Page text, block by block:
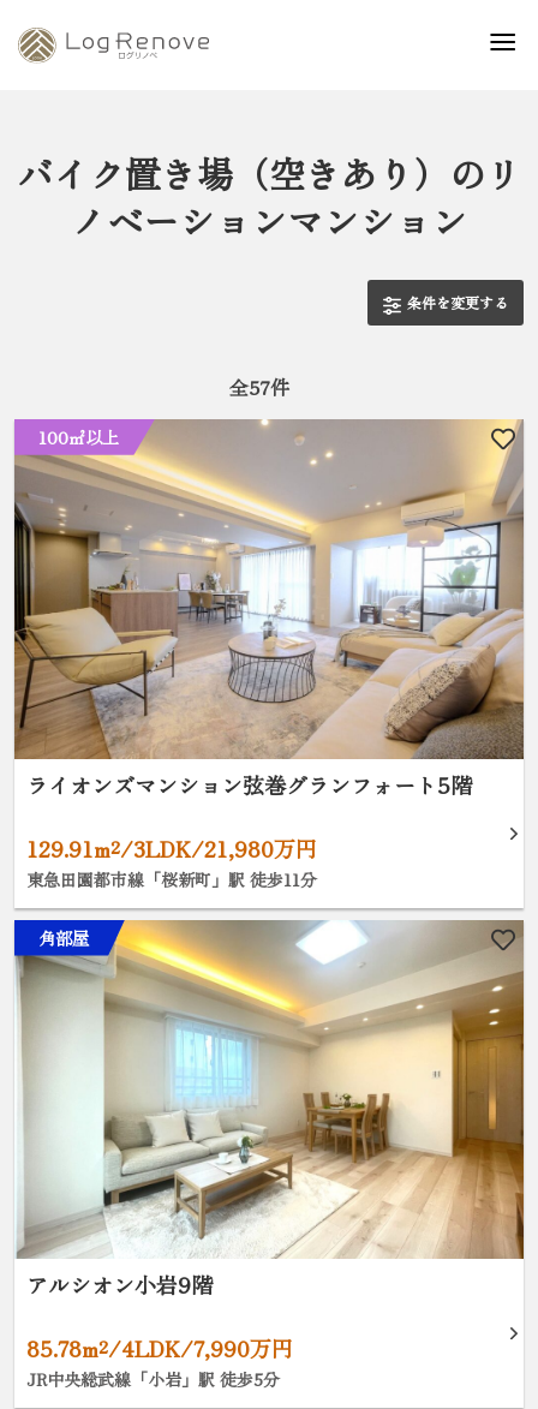
バイク置き場（空きあり）のリ
ノベーションマンション
条件を変更する
全57件
100㎡以上
ライオンズマンション弦巻グランフォート5階
129.91m²/3LDK/21,980万円
東急田園都市線「桜新町」駅 徒歩11分
角部屋
アルシオン小岩9階
85.78m²/4LDK/7,990万円
JR中央総武線「小岩」駅 徒歩5分